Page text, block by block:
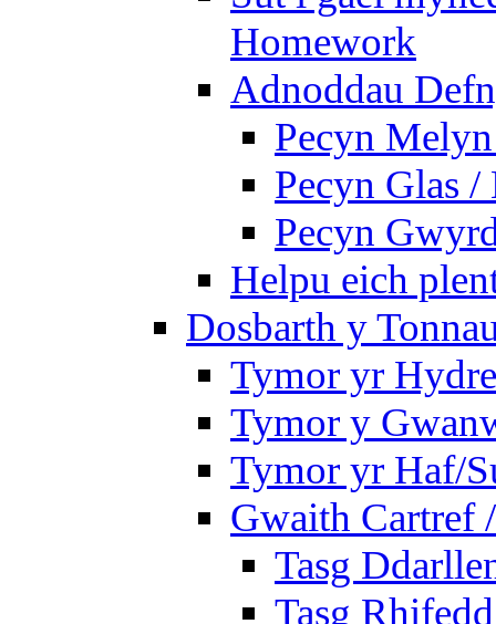
Homework
Adnoddau
Pecyn
Pecyn Glas /
Pecyn
Helpu eich
Dosbarth y
Tymor yr
Tymor y
Tymor yr Haf/
Gwaith Cartref
Tasg
Tasg